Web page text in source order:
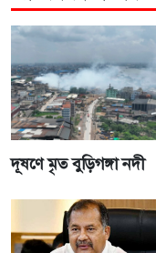
দূষণে মৃত বুড়িগঙ্গা নদী